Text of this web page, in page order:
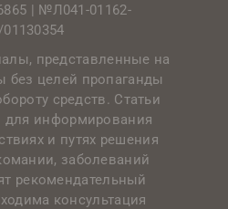
| №Л041-01162-
представленные на
без целей пропаганды
средств. Статьи
для информирования
и путях решения
заболеваний
рекомендательный
консультация